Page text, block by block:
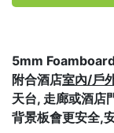
5mm
附合酒店室內/戶
天台, 走廊或酒店
背景板會更安全,